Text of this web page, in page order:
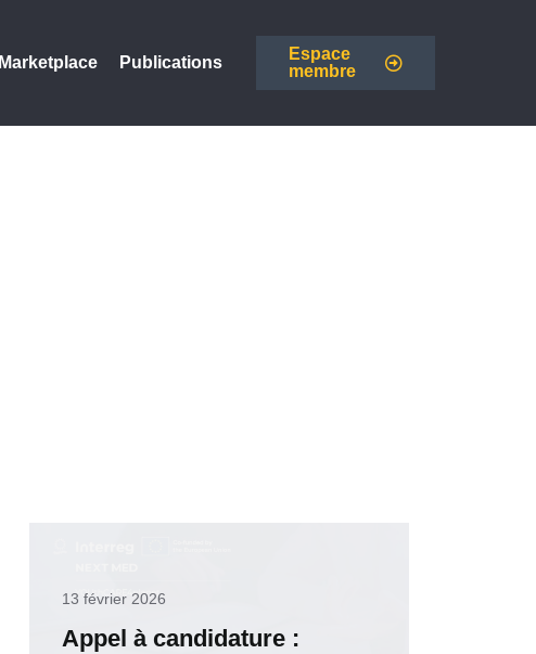
Marketplace Publications
Espace
membre
13 février 2026
Appel à candidature :